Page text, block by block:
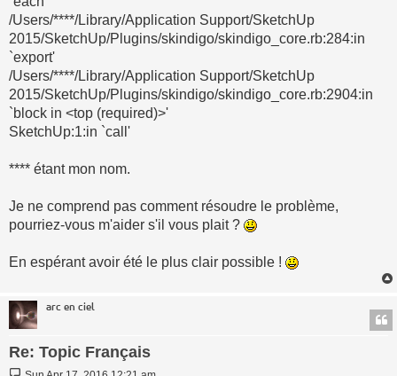
/Users/****/Library/Application Support/SketchUp
2015/SketchUp/Plugins/skindigo/skindigo_core.rb:284:in
`export'
/Users/****/Library/Application Support/SketchUp
2015/SketchUp/Plugins/skindigo/skindigo_core.rb:2904:in
`block in <top (required)>'
SketchUp:1:in `call'
**** étant mon nom.
Je ne comprend pas comment résoudre le problème,
pourriez-vous m'aider s'il vous plait ?
En espérant avoir été le plus clair possible !
arc en ciel
Re: Topic Français
Post